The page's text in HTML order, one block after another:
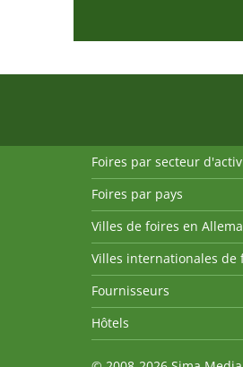
Foires par secteur
Foires par pays
Villes de foires en
Villes internationales de
Fournisseurs
Hôtels